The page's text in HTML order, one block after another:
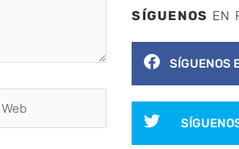
SÍGUENOS EN
SÍGUENOS